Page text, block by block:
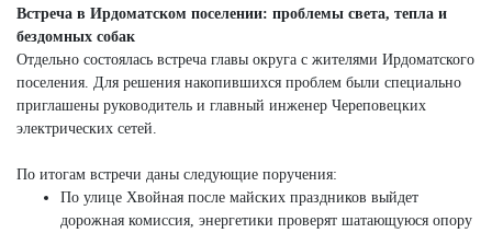
Встреча в Ирдоматском поселении: проблемы света, тепла и
бездомных собак
Отдельно состоялась встреча главы округа с жителями Ирдоматского
поселения. Для решения накопившихся проблем были специально
приглашены руководитель и главный инженер Череповецких
электрических сетей.
По итогам встречи даны следующие поручения:
По улице Хвойная после майских праздников выйдет
дорожная комиссия, энергетики проверят шатающуюся опору